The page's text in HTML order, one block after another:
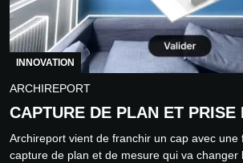
INNOVATION
ARCHIREPORT
CAPTURE DE PLAN ET PRISE
Archireport vient de franchir un cap avec une
capture de plan et de mesure qui va changer